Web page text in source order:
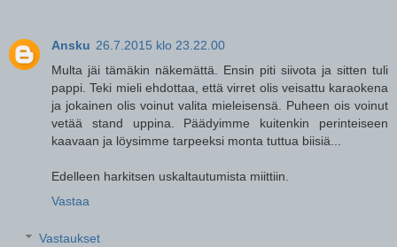
Ansku 26.7.2015 klo 23.22.00
Multa jäi tämäkin näkemättä. Ensin piti siivota ja sitten tuli
pappi. Teki mieli ehdottaa, että virret olis veisattu karaokena
ja jokainen olis voinut valita mieleisensä. Puheen ois voinut
vetää stand uppina. Päädyimme kuitenkin perinteiseen
kaavaan ja löysimme tarpeeksi monta tuttua biisiä...
Edelleen harkitsen uskaltautumista miittiin.
Vastaa
Vastaukset